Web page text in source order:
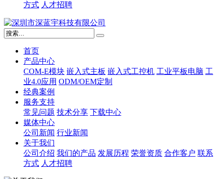
方式 人才招聘
首页
产品中心
COM-E模块 嵌入式主板 嵌入式工控机 工业平板电脑 工
业4.0应用 ODM/OEM定制
经典案例
服务支持
常见问题 技术分享 下载中心
媒体中心
公司新闻 行业新闻
关于我们
公司介绍 我们的产品 发展历程 荣誉资质 合作客户 联系
方式 人才招聘